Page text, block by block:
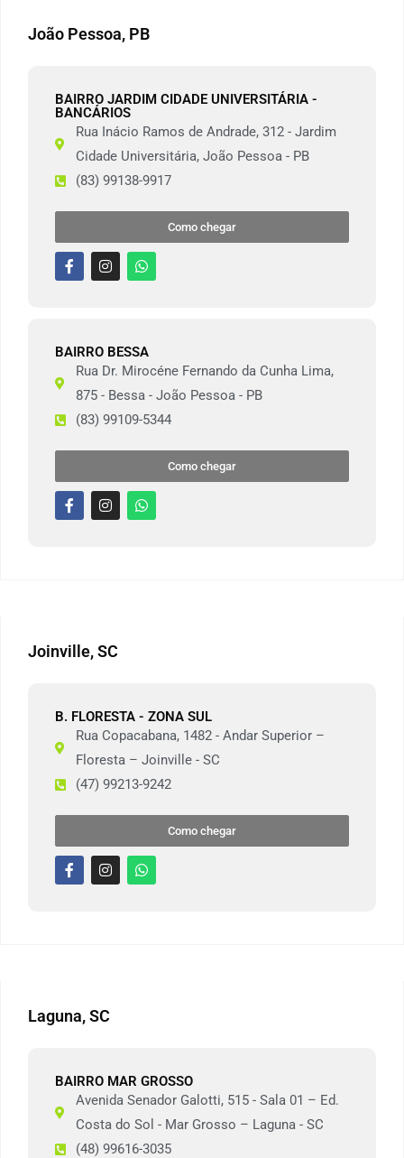
João Pessoa, PB
BAIRRO JARDIM CIDADE UNIVERSITÁRIA -
BANCÁRIOS
Rua Inácio Ramos de Andrade, 312 - Jardim
Cidade Universitária, João Pessoa - PB
(83) 99138-9917
Como chegar
BAIRRO BESSA
Rua Dr. Mirocéne Fernando da Cunha Lima,
875 - Bessa - João Pessoa - PB
(83) 99109-5344
Como chegar
Joinville, SC
B. FLORESTA - ZONA SUL
Rua Copacabana, 1482 - Andar Superior –
Floresta – Joinville - SC
(47) 99213-9242
Como chegar
Laguna, SC
BAIRRO MAR GROSSO
Avenida Senador Galotti, 515 - Sala 01 – Ed.
Costa do Sol - Mar Grosso – Laguna - SC
(48) 99616-3035